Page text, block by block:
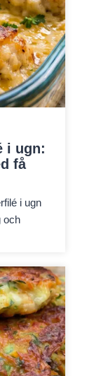
i ugn:
få
i ugn
och